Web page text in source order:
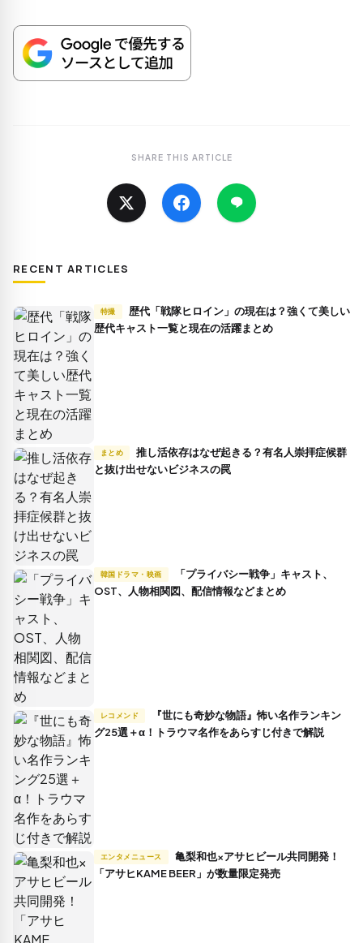
SHARE THIS ARTICLE
RECENT ARTICLES
特撮
歴代キャスト一覧と現在の活躍まとめ
まとめ
推し活依存はなぜ起きる？有名人崇拝症候群
と抜け出せないビジネスの罠
韓国ドラマ・映画
OST、人物相関図、配信情報などまとめ
レコメンド
グ25選＋α！トラウマ名作をあらすじ付きで解説
エンタメニュース
「アサヒKAME BEER」が数量限定発売